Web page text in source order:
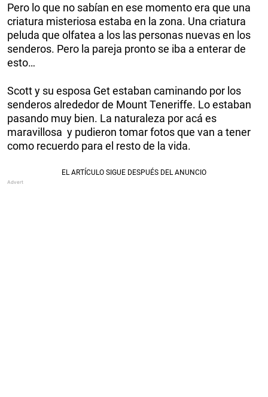
Pero lo que no sabían en ese momento era que una
criatura misteriosa estaba en la zona. Una criatura
peluda que olfatea a los las personas nuevas en los
senderos. Pero la pareja pronto se iba a enterar de
esto…
Scott y su esposa Get estaban caminando por los
senderos alrededor de Mount Teneriffe. Lo estaban
pasando muy bien. La naturaleza por acá es
maravillosa y pudieron tomar fotos que van a tener
como recuerdo para el resto de la vida.